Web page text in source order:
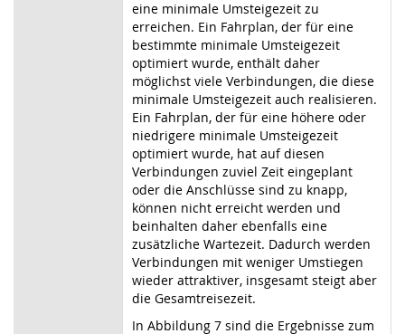
eine minimale Umsteigezeit zu
erreichen. Ein Fahrplan, der für eine
bestimmte minimale Umsteigezeit
optimiert wurde, enthält daher
möglichst viele Verbindungen, die diese
minimale Umsteigezeit auch realisieren.
Ein Fahrplan, der für eine höhere oder
niedrigere minimale Umsteigezeit
optimiert wurde, hat auf diesen
Verbindungen zuviel Zeit eingeplant
oder die Anschlüsse sind zu knapp,
können nicht erreicht werden und
beinhalten daher ebenfalls eine
zusätzliche Wartezeit. Dadurch werden
Verbindungen mit weniger Umstiegen
wieder attraktiver, insgesamt steigt aber
die Gesamtreisezeit.
In Abbildung 7 sind die Ergebnisse zum